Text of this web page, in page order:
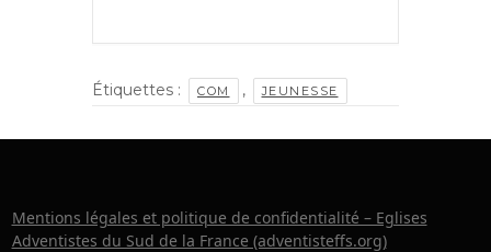
Étiquettes : COM , JEUNESSE
Mentions légales et politique de confidentialité – Eglises
Adventistes du Sud de la France (adventisteffs.org)